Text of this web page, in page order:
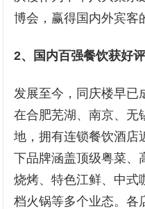
博会，赢得国内外宾客
2、国内百强餐饮获好
发展至今，同庆楼早已
在合肥芜湖、南京、无
地，拥有连锁餐饮酒店
下品牌涵盖顶级粤菜、
烧烤、特色江鲜、中式
档火锅等多个业态。各